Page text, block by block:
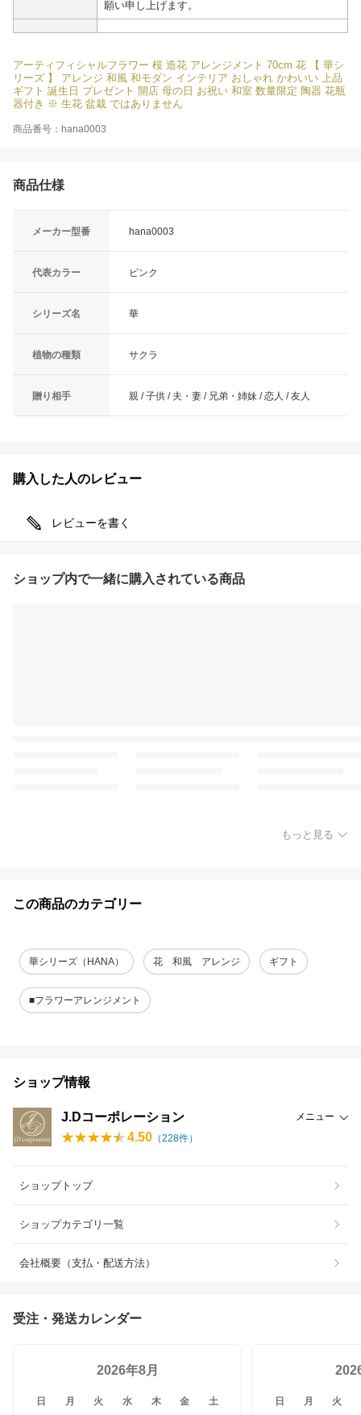
願い申し上げます。
アーティフィシャルフラワー 桜 造花 アレンジメント 70cm 花 【 華シ
リーズ 】 アレンジ 和風 和モダン インテリア おしゃれ かわいい 上品
ギフト 誕生日 プレゼント 開店 母の日 お祝い 和室 数量限定 陶器 花瓶
器付き ※ 生花 盆栽 ではありません
商品番号：hana0003
商品仕様
メーカー型番 hana0003
代表カラー ピンク
シリーズ名 華
植物の種類 サクラ
贈り相手 親 / 子供 / 夫・妻 / 兄弟・姉妹 / 恋人 / 友人
購入した人のレビュー
レビューを書く
ショップ内で一緒に購入されている商品
もっと見る
この商品のカテゴリー
華シリーズ（HANA） 花 和風 アレンジ ギフト
■フラワーアレンジメント
ショップ情報
J.Dコーポレーション メニュー
4.50 （228件）
ショップトップ
ショップカテゴリ一覧
会社概要（支払・配送方法）
受注・発送カレンダー
2026年8月
日 月 火 水 木 金 土 日 月 火